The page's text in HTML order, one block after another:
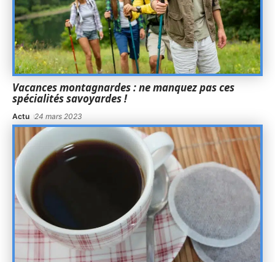
Vacances montagnardes : ne manquez pas ces
spécialités savoyardes !
Actu 24 mars 2023